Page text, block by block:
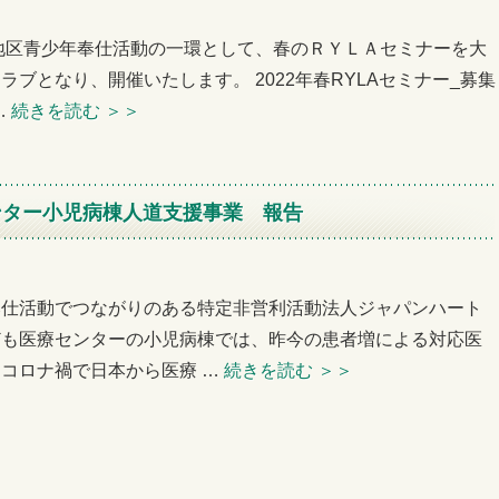
青少年奉仕活動の一環として、春のＲＹＬＡセミナーを大
ブとなり、開催いたします。 2022年春RYLAセミナー_募集
続きを読む ＞＞
ー小児病棟人道支援事業 報告
活動でつながりのある特定非営利活動法人ジャパンハート
医療センターの小児病棟では、昨今の患者増による対応医
ロナ禍で日本から医療 … 続きを読む ＞＞